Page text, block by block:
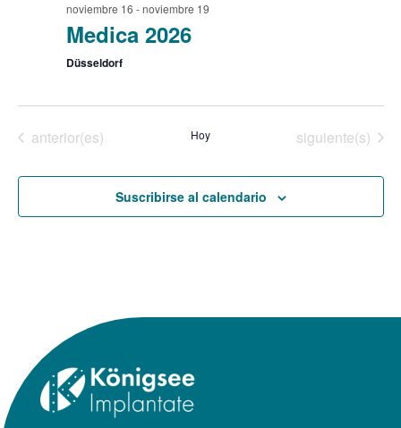
Medica 2026
noviembre 16 -noviembre 19
Düsseldorf
Eventos
anterior(es) Hoy Eventos
siguiente(s)
Suscribirse al calendario